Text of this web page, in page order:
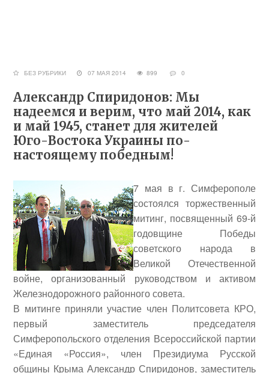
БЕЗ РУБРИКИ 07 МАЯ 2014 899 0
Александр Спиридонов: Мы
надеемся и верим, что май 2014, как
и май 1945, станет для жителей
Юго-Востока Украины по-
настоящему победным!
7 мая в г. Симферополе
состоялся торжественный
митинг, посвященный 69-й
годовщине Победы
советского народа в
Великой Отечественной
войне, организованный руководством и активом
Железнодорожного районного совета.
В митинге приняли участие член Политсовета КРО,
первый заместитель председателя
Симферопольского отделения Всероссийской партии
«Единая «Россия», член Президиума Русской
общины Крыма Александр Спиридонов, заместитель